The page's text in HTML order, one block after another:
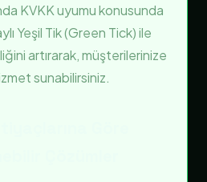
KVKK uyumu konusunda
Yeşil Tik (Green Tick) ile
artırarak, müşterilerinize
sunabilirsiniz.